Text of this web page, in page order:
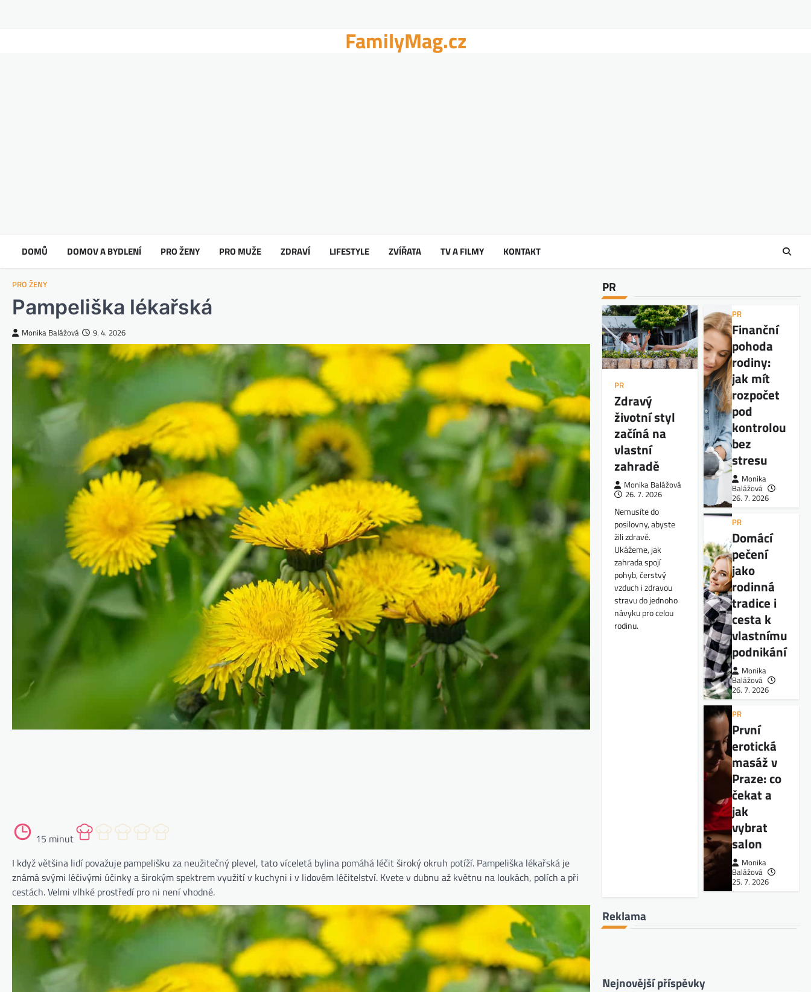
FamilyMag.cz
DOMŮ DOMOV A BYDLENÍ PRO ŽENY PRO MUŽE ZDRAVÍ LIFESTYLE ZVÍŘATA TV A FILMY KONTAKT
PRO ŽENY
Pampeliška lékařská
Monika Balážová 9. 4. 2026
15 minut
I když většina lidí považuje pampelišku za neužitečný plevel, tato víceletá bylina pomáhá léčit široký okruh potíží. Pampeliška lékařská je
známá svými léčivými účinky a širokým spektrem využití v kuchyni i v lidovém léčitelství. Kvete v dubnu až květnu na loukách, polích a při
cestách. Velmi vlhké prostředí pro ni není vhodné.
PR
PR
Zdravý
životní styl
začíná na
vlastní
zahradě
Monika Balážová
26. 7. 2026
Nemusíte do
posilovny, abyste
žili zdravě.
Ukážeme, jak
zahrada spojí
pohyb, čerstvý
vzduch i zdravou
stravu do jednoho
návyku pro celou
rodinu.
PR
Finanční
pohoda
rodiny:
jak mít
rozpočet
pod
kontrolou
bez
stresu
Monika
Balážová
26. 7. 2026
PR
Domácí
pečení
jako
rodinná
tradice i
cesta k
vlastnímu
podnikání
Monika
Balážová
26. 7. 2026
PR
První
erotická
masáž v
Praze: co
čekat a
jak
vybrat
salon
Monika
Balážová
25. 7. 2026
Reklama
Nejnovější příspěvky